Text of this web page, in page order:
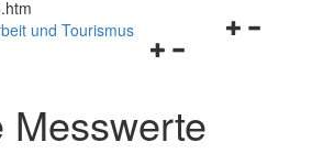
Navigationsmenü
schließen
und Tourismus
Messwerte